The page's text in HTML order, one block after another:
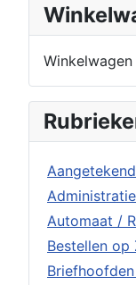
Automaat /
Bestellen op